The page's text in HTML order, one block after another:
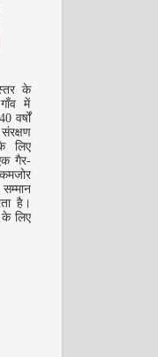
के
में
वर्षों
लिए
गैर-
है।
लिए